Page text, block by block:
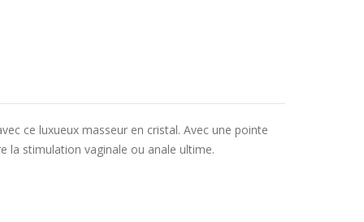
ce luxueux masseur en cristal. Avec une pointe
la stimulation vaginale ou anale ultime.